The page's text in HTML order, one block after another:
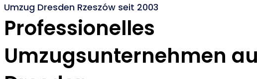
Umzug Dresden Rzeszów seit 2003
Professionelles
Umzugsunternehmen